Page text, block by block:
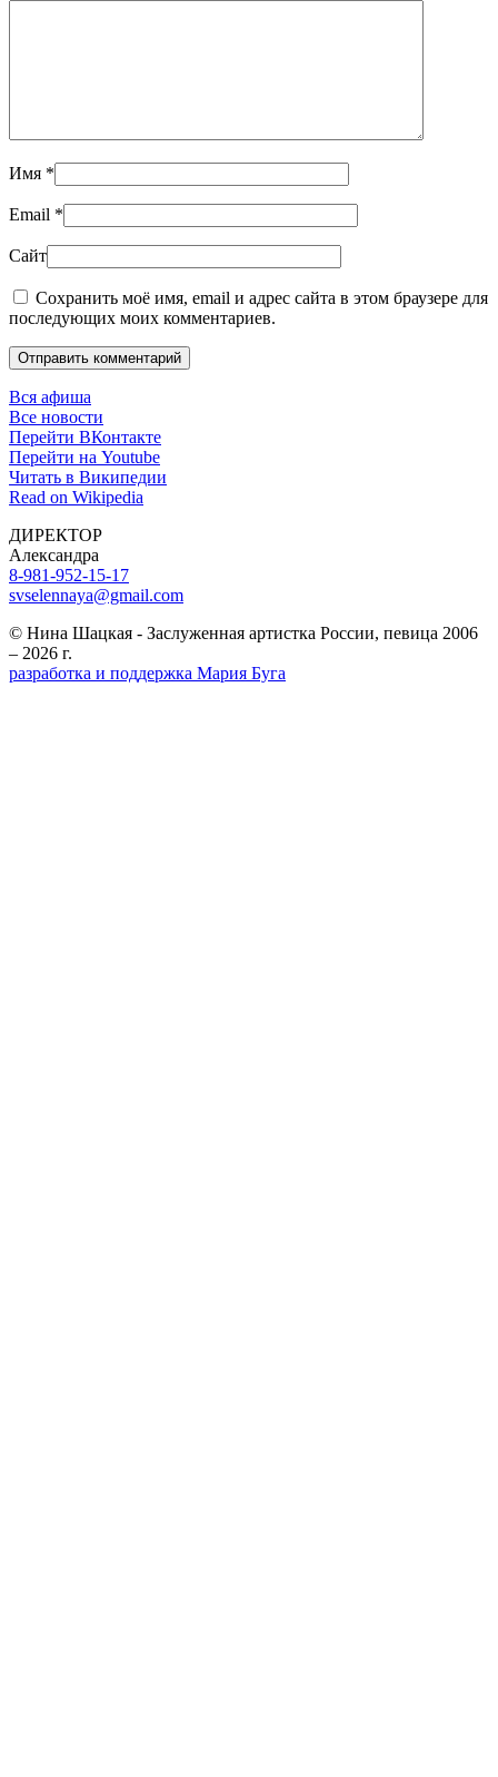
Имя *
Email *
Сайт
Сохранить моё имя, email и адрес сайта в этом браузере для
последующих моих комментариев.
Отправить комментарий
Вся афиша
Все новости
Перейти ВКонтакте
Перейти на Youtube
Читать в Википедии
Read on Wikipedia
ДИРЕКТОР
Александра
8-981-952-15-17
svselennaya@gmail.com
© Нина Шацкая - Заслуженная артистка России, певица 2006
– 2026 г.
разработка и поддержка Мария Буга